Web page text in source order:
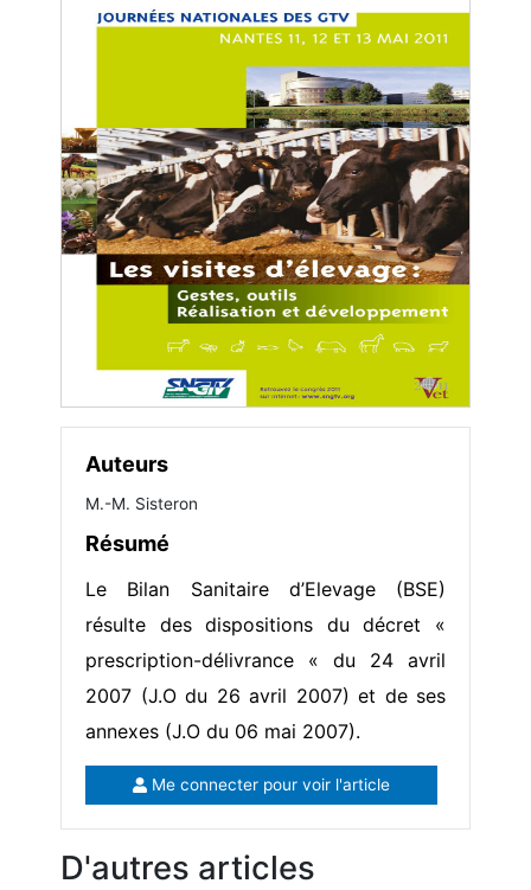
Auteurs
M.-M. Sisteron
Résumé
Le Bilan Sanitaire d’Elevage (BSE)
résulte des dispositions du décret «
prescription-délivrance « du 24 avril
2007 (J.O du 26 avril 2007) et de ses
annexes (J.O du 06 mai 2007).
Me connecter pour voir l'article
D'autres articles